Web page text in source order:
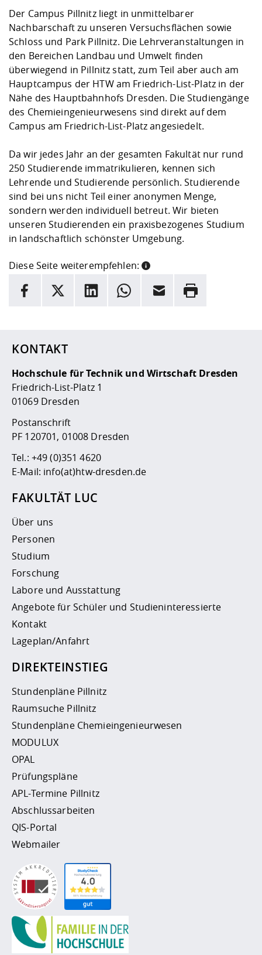
Der Campus Pillnitz liegt in unmittelbarer
Nachbarschaft zu unseren Versuchsflächen sowie
Schloss und Park Pillnitz. Die Lehrveranstaltungen in
den Bereichen Landbau und Umwelt finden
überwiegend in Pillnitz statt, zum Teil aber auch am
Hauptcampus der HTW am Friedrich-List-Platz in der
Nähe des Hauptbahnhofs Dresden. Die Studiengänge
des Chemieingenieurwesens sind direkt auf dem
Campus am Friedrich-List-Platz angesiedelt.
Da wir jedes Jahr an der gesamten Fakultät nur rund
250 Studierende immatrikulieren, kennen sich
Lehrende und Studierende persönlich. Studierende
sind bei uns nicht Teil einer anonymen Menge,
sondern werden individuell betreut. Wir bieten
unseren Studierenden ein praxisbezogenes Studium
in landschaftlich schönster Umgebung.
Diese Seite weiterempfehlen:
INFORMATION
Hier stehen weitere Informationen und ein Link zur
Facebook
X LinkedInWhatsappE-Mail Drucken
KONTAKT
Hochschule für Technik und Wirtschaft Dresden
Friedrich-List-Platz 1
01069 Dresden
Postanschrift
PF 120701, 01008 Dresden
Tel.: +49 (0)351 4620
E-Mail: info(at)htw-dresden.de
FAKULTÄT LUC
Über uns
Personen
Studium
Forschung
Labore und Ausstattung
Angebote für Schüler und Studieninteressierte
Kontakt
Lageplan/Anfahrt
DIREKTEINSTIEG
Stundenpläne Pillnitz
Raumsuche Pillnitz
Stundenpläne Chemieingenieurwesen
MODULUX
OPAL
Prüfungspläne
APL-Termine Pillnitz
Abschlussarbeiten
QIS-Portal
Webmailer